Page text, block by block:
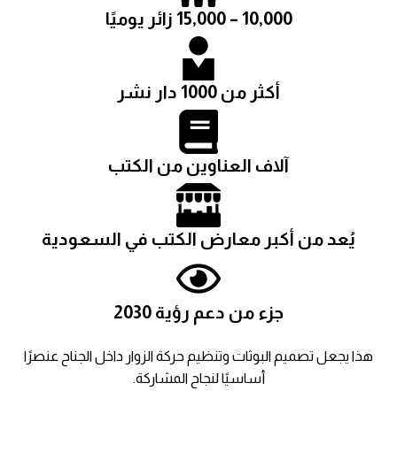
10,000 – 15,000 زائر يوميًا
أكثر من 1000 دار نشر
آلاف العناوين من الكتب
يُعد من أكبر معارض الكتب في السعودية
جزء من دعم رؤية 2030
هذا يجعل تصميم البوثات وتنظيم حركة الزوار داخل الجناح عنصرًا
أساسيًا لنجاح المشاركة.